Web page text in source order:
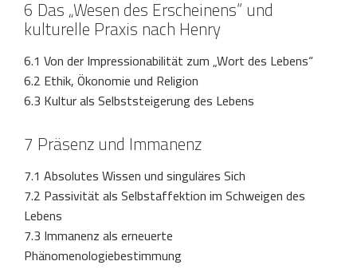
6 Das „Wesen des Erscheinens“ und
kulturelle Praxis nach Henry
6.1 Von der Impressionabilität zum „Wort des Lebens“
6.2 Ethik, Ökonomie und Religion
6.3 Kultur als Selbststeigerung des Lebens
7 Präsenz und Immanenz
7.1 Absolutes Wissen und singuläres Sich
7.2 Passivität als Selbstaffektion im Schweigen des
Lebens
7.3 Immanenz als erneuerte
Phänomenologiebestimmung